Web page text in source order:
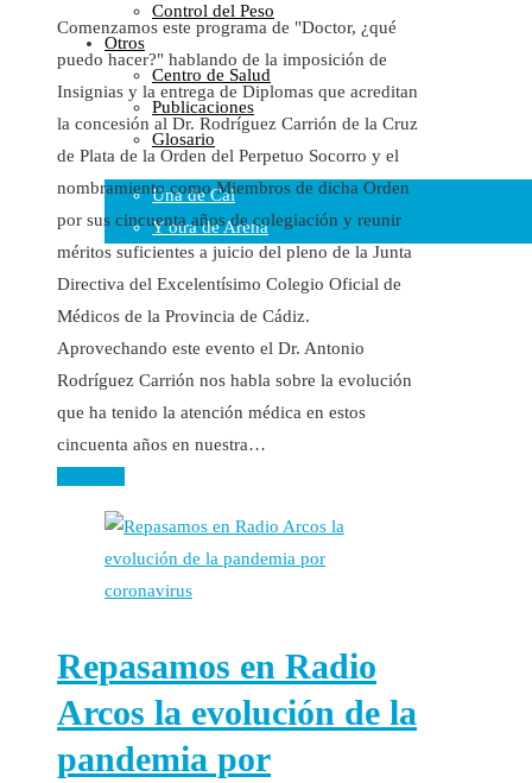
Vídeos
Cara Oscura Sanidad
Humor
Cal y Arena
Una de Cal
Y otra de Arena
Enlaces
Newsletter
Control del Peso
Otros
Centro de Salud
Publicaciones
Glosario
Comenzamos este programa de "Doctor, ¿qué
puedo hacer?" hablando de la imposición de
Insignias y la entrega de Diplomas que acreditan
la concesión al Dr. Rodríguez Carrión de la Cruz
de Plata de la Orden del Perpetuo Socorro y el
nombramiento como Miembros de dicha Orden
por sus cincuenta años de colegiación y reunir
méritos suficientes a juicio del pleno de la Junta
Directiva del Excelentísimo Colegio Oficial de
Médicos de la Provincia de Cádiz.
Aprovechando este evento el Dr. Antonio
Rodríguez Carrión nos habla sobre la evolución
que ha tenido la atención médica en estos
cincuenta años en nuestra…
Repasamos en Radio
Arcos la evolución de la
pandemia por